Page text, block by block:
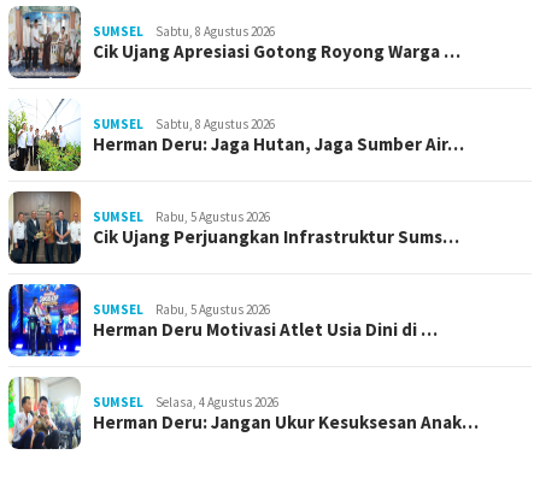
SUMSEL Sabtu, 8 Agustus 2026
Cik Ujang Apresiasi Gotong Royong Warga …
SUMSEL Sabtu, 8 Agustus 2026
Herman Deru: Jaga Hutan, Jaga Sumber Air…
SUMSEL Rabu, 5 Agustus 2026
Cik Ujang Perjuangkan Infrastruktur Sums…
SUMSEL Rabu, 5 Agustus 2026
Herman Deru Motivasi Atlet Usia Dini di …
SUMSEL Selasa, 4 Agustus 2026
Herman Deru: Jangan Ukur Kesuksesan Anak…